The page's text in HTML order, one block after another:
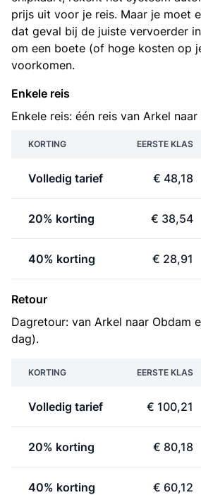
prijs uit voor je reis. Maar je moet
dat geval bij de juiste vervoerder
om een boete (of hoge kosten op
voorkomen.
Enkele reis
Enkele reis: één reis van Arkel naar
KORTING EERSTE KLAS
Volledig tarief € 48,18
20% korting € 38,54
40% korting € 28,91
Retour
Dagretour: van Arkel naar Obdam
dag).
KORTING EERSTE KLAS
Volledig tarief € 100,21
20% korting € 80,18
40% korting € 60,12